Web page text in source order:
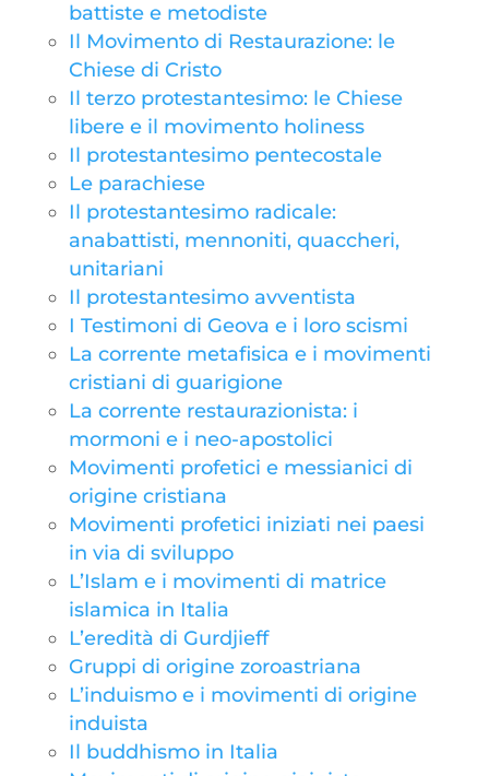
battiste e metodiste
Il Movimento di Restaurazione: le
Chiese di Cristo
Il terzo protestantesimo: le Chiese
libere e il movimento holiness
Il protestantesimo pentecostale
Le parachiese
Il protestantesimo radicale:
anabattisti, mennoniti, quaccheri,
unitariani
Il protestantesimo avventista
I Testimoni di Geova e i loro scismi
La corrente metafisica e i movimenti
cristiani di guarigione
La corrente restaurazionista: i
mormoni e i neo-apostolici
Movimenti profetici e messianici di
origine cristiana
Movimenti profetici iniziati nei paesi
in via di sviluppo
L’Islam e i movimenti di matrice
islamica in Italia
L’eredità di Gurdjieff
Gruppi di origine zoroastriana
L’induismo e i movimenti di origine
induista
Il buddhismo in Italia